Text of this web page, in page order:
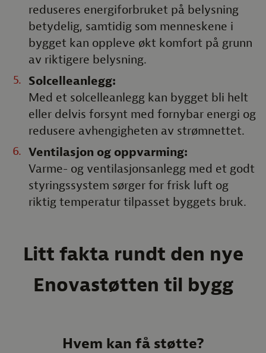
reduseres energiforbruket på belysning
betydelig, samtidig som menneskene i
bygget kan oppleve økt komfort på grunn
av riktigere belysning.
Solcelleanlegg:
Med et solcelleanlegg kan bygget bli helt
eller delvis forsynt med fornybar energi og
redusere avhengigheten av strømnettet.
Ventilasjon og oppvarming:
Varme- og ventilasjonsanlegg med et godt
styringssystem sørger for frisk luft og
riktig temperatur tilpasset byggets bruk.
Litt fakta rundt den nye
Enovastøtten til bygg
Hvem kan få støtte?